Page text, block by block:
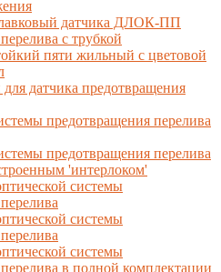
датчика ДЛОК-ПП
с трубкой
пяти жильный с цветовой
датчика предотвращения
предотвращения перелива
предотвращения перелива
'интерлоком'
системы
системы
системы
в полной комплектации